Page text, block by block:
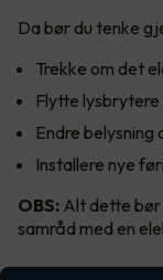
Da bør du tenke
Trekke om det
Flytte
Endre
Installere nye
OBS: Alt dette bør
samråd med en